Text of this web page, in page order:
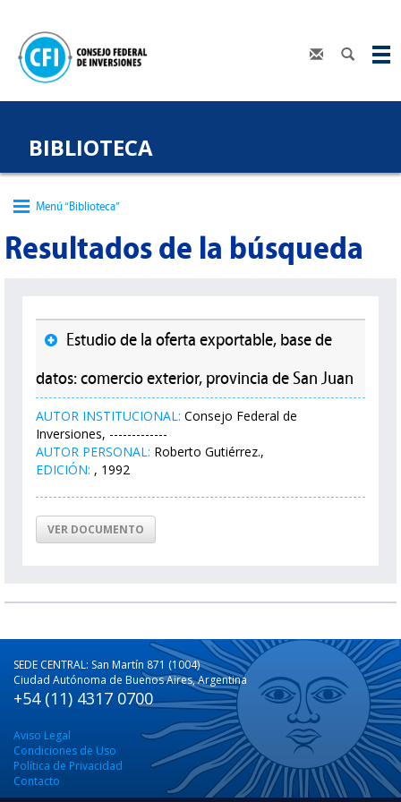
BIBLIOTECA
Menú “Biblioteca”
Resultados de la búsqueda
Estudio de la oferta exportable, base de
datos: comercio exterior, provincia de San Juan
AUTOR INSTITUCIONAL: Consejo Federal de
Inversiones, -------------
AUTOR PERSONAL: Roberto Gutiérrez.,
EDICIÓN: , 1992
VER DOCUMENTO
SEDE CENTRAL: San Martín 871 (1004)
Ciudad Autónoma de Buenos Aires, Argentina
+54 (11) 4317 0700
Aviso Legal
Condiciones de Uso
Política de Privacidad
Contacto